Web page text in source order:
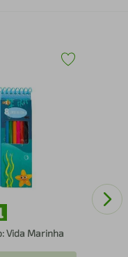
Vida Marinha